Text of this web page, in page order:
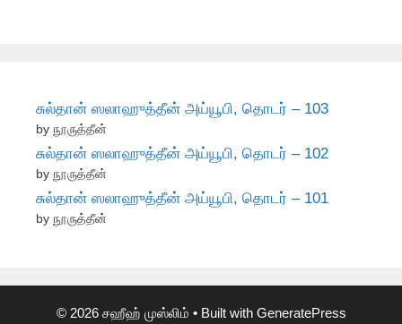
சுல்தான் ஸலாஹுத்தீன் அய்யூபி, தொடர் – 103
by நூருத்தீன்
சுல்தான் ஸலாஹுத்தீன் அய்யூபி, தொடர் – 102
by நூருத்தீன்
சுல்தான் ஸலாஹுத்தீன் அய்யூபி, தொடர் – 101
by நூருத்தீன்
© 2026 சஹீஹ் முஸ்லிம் • Built with GeneratePress